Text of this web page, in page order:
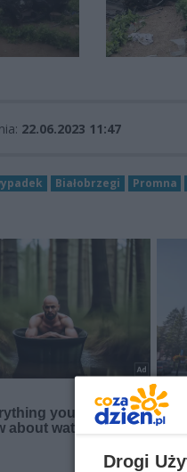
22.06.2023 11:47
Białobrzegi Promna
Drogi